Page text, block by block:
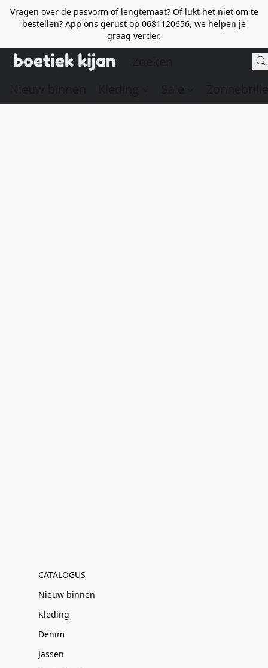
Vragen over de pasvorm of lengtemaat? Of lukt het niet om te
bestellen? App ons gerust op 0681120656, we helpen je
graag verder.
CATALOGUS
Nieuw binnen
Kleding
Denim
Jassen